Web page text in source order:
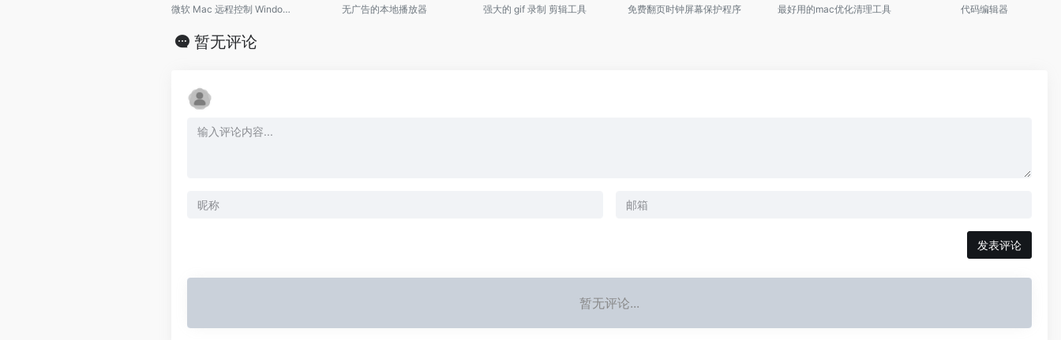
微软 Mac 远程控制 Windows 软件 无广告的本地播放器 强大的 gif 录制 剪辑工具 免费翻页时钟屏幕保护程序 最好用的mac优化清理工具 代码编辑器
暂无评论
发表评论
暂无评论...